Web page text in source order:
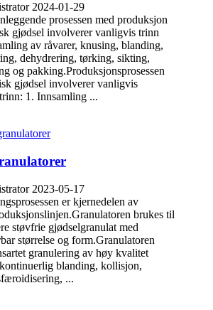
2024-01-29
prosessen med produksjon
gjødsel involverer vanligvis trinn
av råvarer, knusing, blanding,
dehydrering, tørking, sikting,
og pakking.Produksjonsprosessen
gjødsel involverer vanligvis
1. Innsamling ...
2023-05-17
er kjernedelen av
brukes til
støvfrie gjødselgranulat med
størrelse og form.Granulatoren
granulering av høy kvalitet
blanding, kollisjon,
...